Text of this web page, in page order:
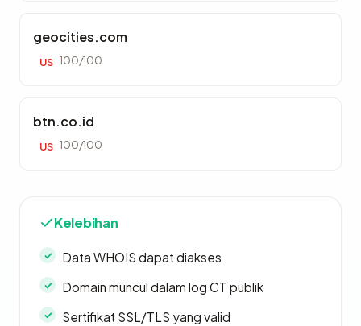
geocities.com
US 100/100
btn.co.id
US 100/100
Kelebihan
Data WHOIS dapat diakses
Domain muncul dalam log CT publik
Sertifikat SSL/TLS yang valid